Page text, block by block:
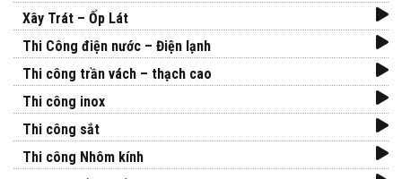
Xây Trát – Ốp Lát
Thi Công điện nước – Điện lạnh
Thi công trần vách – thạch cao
Thi công inox
Thi công sắt
Thi công Nhôm kính